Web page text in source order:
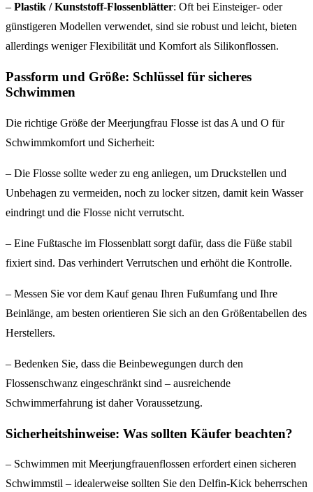
– Plastik / Kunststoff-Flossenblätter: Oft bei Einsteiger- oder
günstigeren Modellen verwendet, sind sie robust und leicht, bieten
allerdings weniger Flexibilität und Komfort als Silikonflossen.
Passform und Größe: Schlüssel für sicheres
Schwimmen
Die richtige Größe der Meerjungfrau Flosse ist das A und O für
Schwimmkomfort und Sicherheit:
– Die Flosse sollte weder zu eng anliegen, um Druckstellen und
Unbehagen zu vermeiden, noch zu locker sitzen, damit kein Wasser
eindringt und die Flosse nicht verrutscht.
– Eine Fußtasche im Flossenblatt sorgt dafür, dass die Füße stabil
fixiert sind. Das verhindert Verrutschen und erhöht die Kontrolle.
– Messen Sie vor dem Kauf genau Ihren Fußumfang und Ihre
Beinlänge, am besten orientieren Sie sich an den Größentabellen des
Herstellers.
– Bedenken Sie, dass die Beinbewegungen durch den
Flossenschwanz eingeschränkt sind – ausreichende
Schwimmerfahrung ist daher Voraussetzung.
Sicherheitshinweise: Was sollten Käufer beachten?
– Schwimmen mit Meerjungfrauenflossen erfordert einen sicheren
Schwimmstil – idealerweise sollten Sie den Delfin-Kick beherrschen